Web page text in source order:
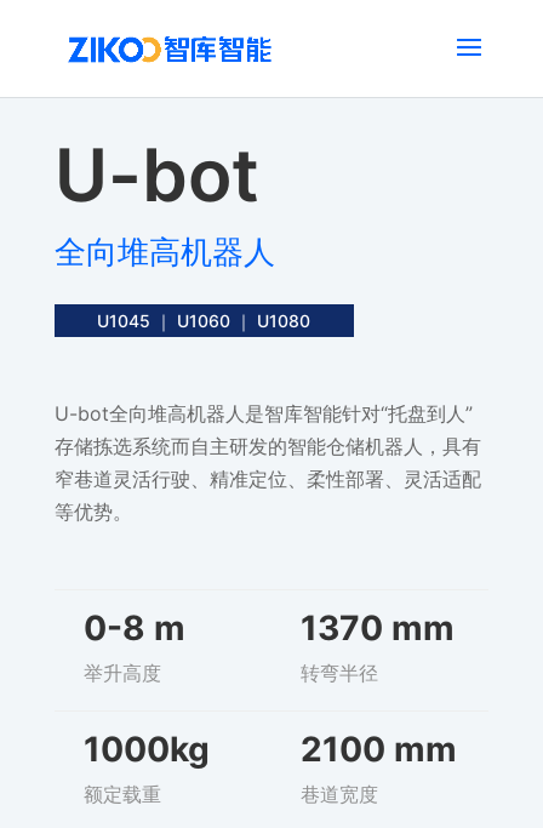
U-bot
全向堆高机器人
U1045 ｜ U1060 ｜ U1080
U-bot全向堆高机器人是智库智能针对“托盘到人”
存储拣选系统而自主研发的智能仓储机器人，具有
窄巷道灵活行驶、精准定位、柔性部署、灵活适配
等优势。
0-8 m
举升高度
1370 mm
转弯半径
1000kg
额定载重
2100 mm
巷道宽度